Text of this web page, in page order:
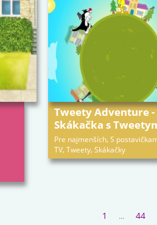
Tweety Adventure -
Skákačka s
Pre najmenších,S
TV,Tweety,Skákačky
1 ... 44